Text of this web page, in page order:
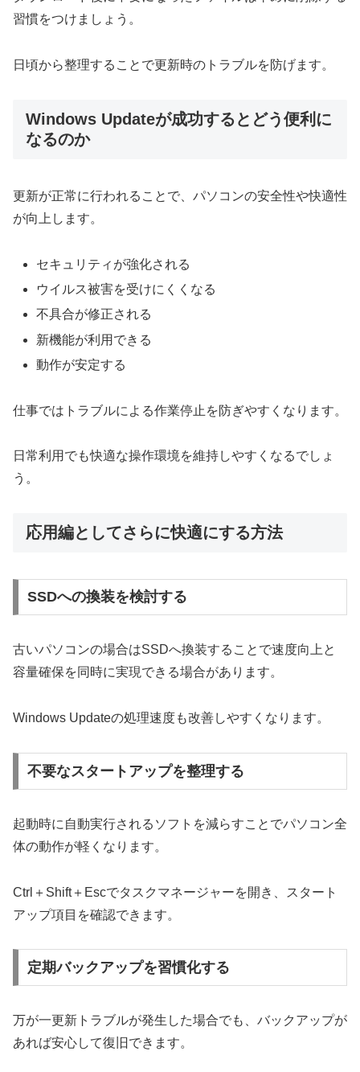
習慣をつけましょう。
日頃から整理することで更新時のトラブルを防げます。
Windows Updateが成功するとどう便利に
なるのか
更新が正常に行われることで、パソコンの安全性や快適性
が向上します。
セキュリティが強化される
ウイルス被害を受けにくくなる
不具合が修正される
新機能が利用できる
動作が安定する
仕事ではトラブルによる作業停止を防ぎやすくなります。
日常利用でも快適な操作環境を維持しやすくなるでしょ
う。
応用編としてさらに快適にする方法
SSDへの換装を検討する
古いパソコンの場合はSSDへ換装することで速度向上と
容量確保を同時に実現できる場合があります。
Windows Updateの処理速度も改善しやすくなります。
不要なスタートアップを整理する
起動時に自動実行されるソフトを減らすことでパソコン全
体の動作が軽くなります。
Ctrl＋Shift＋Escでタスクマネージャーを開き、スタート
アップ項目を確認できます。
定期バックアップを習慣化する
万が一更新トラブルが発生した場合でも、バックアップが
あれば安心して復旧できます。